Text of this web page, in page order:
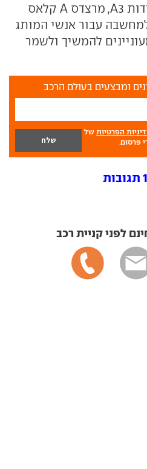
הכביש יותר מ-500 יחידות A3, מרצדס A קלאס
200. מזון למחשבה עבור אנשי המותג
להמשיך ולשמר
ומבצעים בעולם הרכב
הפרטיות של
לפני קניית רכב